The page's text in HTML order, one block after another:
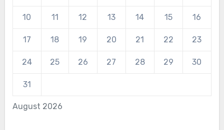
August 2026
10 11 12 13 14 15 16
17 18 19 20 21 22 23
24 25 26 27 28 29 30
31